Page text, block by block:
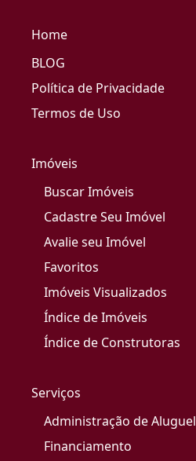
Home
BLOG
Política de Privacidade
Termos de Uso
Imóveis
Buscar Imóveis
Cadastre Seu Imóvel
Avalie seu Imóvel
Favoritos
Imóveis Visualizados
Índice de Imóveis
Índice de Construtoras
Serviços
Administração de Aluguel
Financiamento